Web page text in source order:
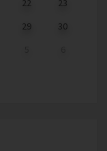
22
23
29
30